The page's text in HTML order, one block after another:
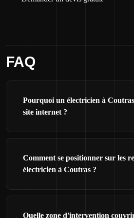
FAQ
Pourquoi un électricien à
site internet ?
Comment se positionner sur les
électricien à Coutras ?
Quelle zone d'intervention